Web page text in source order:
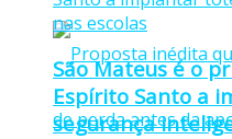
São Mateus é o
Espírito Santo a
segurança